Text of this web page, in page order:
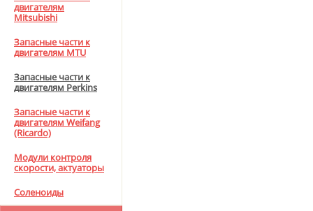
двигателям
Mitsubishi
Запасные части к
двигателям MTU
Запасные части к
двигателям Perkins
Запасные части к
двигателям Weifang
(Ricardo)
Модули контроля
скорости, актуаторы
Соленоиды